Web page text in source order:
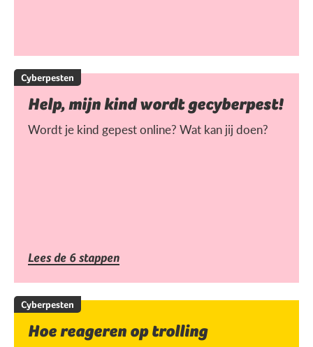
Cyberpesten
Help, mijn kind wordt gecyberpest!
Wordt je kind gepest online? Wat kan jij doen?
Lees de 6 stappen
Cyberpesten
Hoe reageren op trolling